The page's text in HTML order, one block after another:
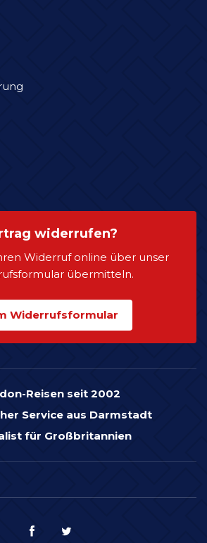
widerrufen?
Widerruf online über unser
übermitteln.
Widerrufsformular
Reisen seit 2002
Service aus Darmstadt
für Großbritannien